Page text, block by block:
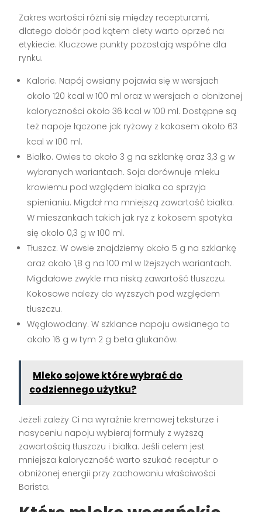
Zakres wartości różni się między recepturami,
dlatego dobór pod kątem diety warto oprzeć na
etykiecie. Kluczowe punkty pozostają wspólne dla
rynku.
Kalorie. Napój owsiany pojawia się w wersjach
około 120 kcal w 100 ml oraz w wersjach o obniżonej
kaloryczności około 36 kcal w 100 ml. Dostępne są
też napoje łączone jak ryżowy z kokosem około 63
kcal w 100 ml.
Białko. Owies to około 3 g na szklankę oraz 3,3 g w
wybranych wariantach. Soja dorównuje mleku
krowiemu pod względem białka co sprzyja
spienianiu. Migdał ma mniejszą zawartość białka.
W mieszankach takich jak ryż z kokosem spotyka
się około 0,3 g w 100 ml.
Tłuszcz. W owsie znajdziemy około 5 g na szklankę
oraz około 1,8 g na 100 ml w lżejszych wariantach.
Migdałowe zwykle ma niską zawartość tłuszczu.
Kokosowe należy do wyższych pod względem
tłuszczu.
Węglowodany. W szklance napoju owsianego to
około 16 g w tym 2 g beta glukanów.
Mleko sojowe które wybrać do
codziennego użytku?
Jeżeli zależy Ci na wyraźnie kremowej teksturze i
nasyceniu napoju wybieraj formuły z wyższą
zawartością tłuszczu i białka. Jeśli celem jest
mniejsza kaloryczność warto szukać receptur o
obniżonej energii przy zachowaniu właściwości
Barista.